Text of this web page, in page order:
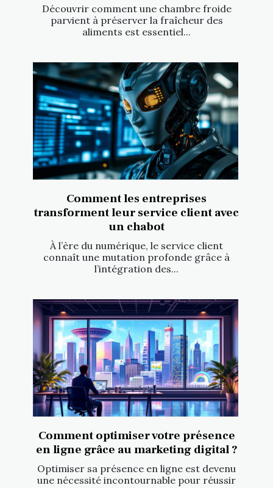
Découvrir comment une chambre froide
parvient à préserver la fraîcheur des
aliments est essentiel...
Comment les entreprises
transforment leur service client avec
un chabot
À l’ère du numérique, le service client
connaît une mutation profonde grâce à
l’intégration des...
Comment optimiser votre présence
en ligne grâce au marketing digital ?
Optimiser sa présence en ligne est devenu
une nécessité incontournable pour réussir